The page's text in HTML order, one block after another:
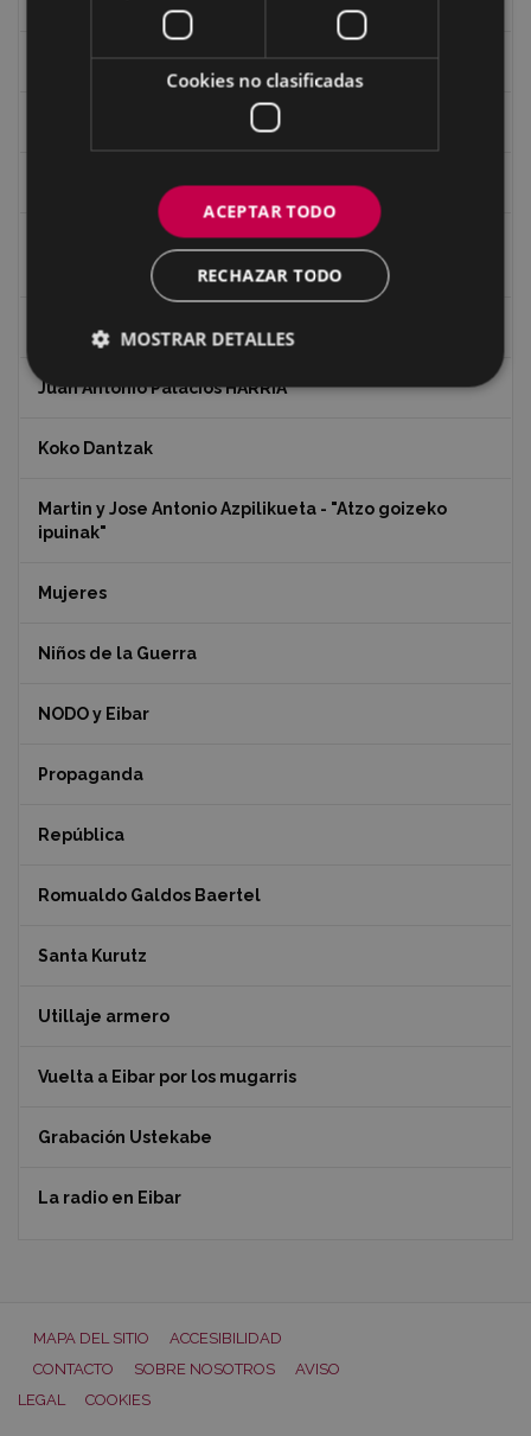
Historia
Ignacio Zuloaga (1870-2020)
Ignacio Zuloaga, cuadros del autor en las tiendas de
Indalecio Ojanguren Diputación de Gipuzkoa
Juan Antonio Palacios HARRIA
Koko Dantzak
Martin y Jose Antonio Azpilikueta - "Atzo goizeko
ipuinak"
Mujeres
Niños de la Guerra
NODO y Eibar
Propaganda
República
Romualdo Galdos Baertel
Santa Kurutz
Utillaje armero
Vuelta a Eibar por los mugarris
Grabación Ustekabe
La radio en Eibar
MAPA DEL SITIO
ACCESIBILIDAD
CONTACTO
SOBRE NOSOTROS
AVISO
LEGAL
COOKIES
Cookies no clasificadas
ACEPTAR TODO
RECHAZAR TODO
MOSTRAR DETALLES